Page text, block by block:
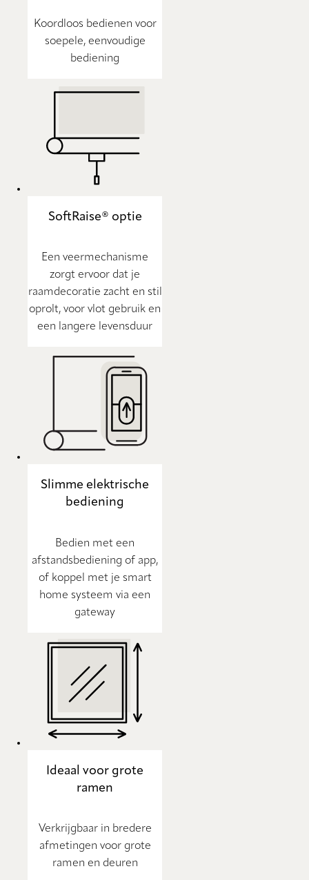
Koordloos bedienen voor
soepele, eenvoudige
bediening
SoftRaise® optie
Een veermechanisme
zorgt ervoor dat je
raamdecoratie zacht en stil
oprolt, voor vlot gebruik en
een langere levensduur
Slimme elektrische
bediening
Bedien met een
afstandsbediening of app,
of koppel met je smart
home systeem via een
gateway
Ideaal voor grote
ramen
Verkrijgbaar in bredere
afmetingen voor grote
ramen en deuren